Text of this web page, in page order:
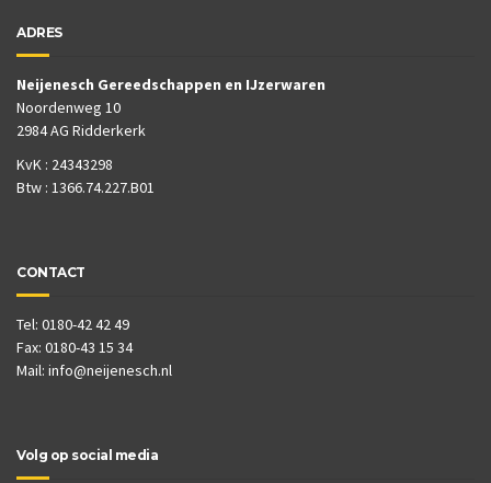
ADRES
Neijenesch Gereedschappen en IJzerwaren
Noordenweg 10
2984 AG Ridderkerk
KvK : 24343298
Btw : 1366.74.227.B01
CONTACT
Tel: 0180-42 42 49
Fax: 0180-43 15 34
Mail: info@neijenesch.nl
Volg op social media